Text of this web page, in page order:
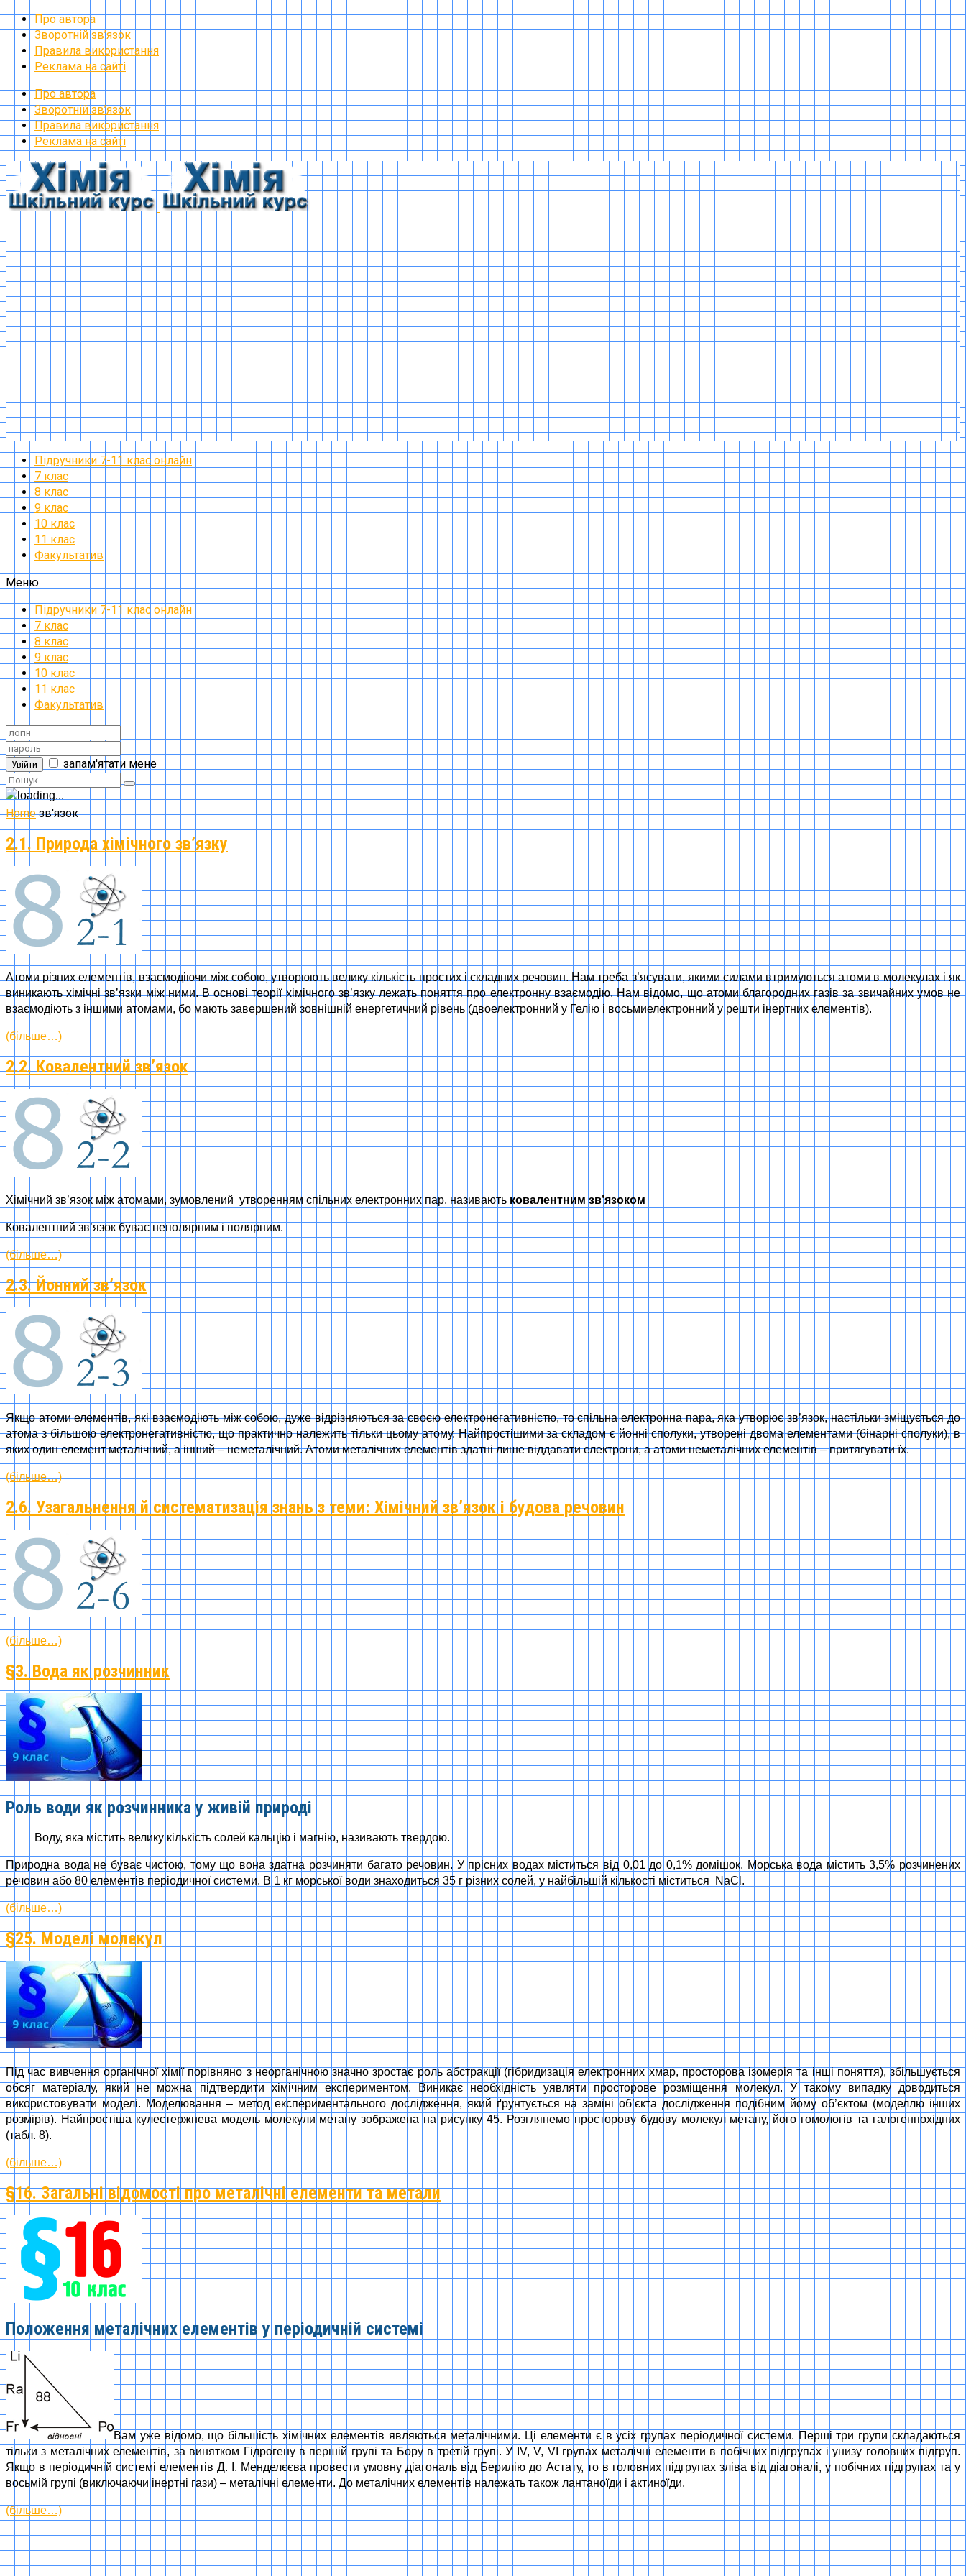
Про автора
Зворотній зв’язок
Правила використання
Реклама на сайті
Про автора
Зворотній зв’язок
Правила використання
Реклама на сайті
Підручники 7-11 клас онлайн
7 клас
8 клас
9 клас
10 клас
11 клас
Факультатив
Меню
Підручники 7-11 клас онлайн
7 клас
8 клас
9 клас
10 клас
11 клас
Факультатив
Увійти запам'ятати мене
Home зв'язок
2.1. Природа хімічного зв’язку
Атоми різних елементів, взаємодіючи між собою, утворюють велику кількість простих і складних речовин. Нам треба з’ясувати, якими силами втримуються атоми в молекулах і як
виникають хімічні зв’язки між ними. В основі теорії хімічного зв’язку лежать поняття про електронну взаємодію. Нам відомо, що атоми благородних газів за звичайних умов не
взаємодіють з іншими атомами, бо мають завершений зовнішній енергетичний рівень (двоелектронний у Гелію і восьмиелектронний у решти інертних елементів).
(більше…)
2.2. Ковалентний зв’язок
Хімічний зв’язок між атомами, зумовлений утворенням спільних електронних пар, називають ковалентним зв’язоком
Ковалентний зв’язок буває неполярним і полярним.
(більше…)
2.3. Йонний зв’язок
Якщо атоми елементів, які взаємодіють між собою, дуже відрізняються за своєю електронегативністю, то спільна електронна пара, яка утворює зв’язок, настільки зміщується до
атома з більшою електронегативністю, що практично належить тільки цьому атому. Найпростішими за складом є йонні сполуки, утворені двома елементами (бінарні сполуки), в
яких один елемент металічний, а інший – неметалічний. Атоми металічних елементів здатні лише віддавати електрони, а атоми неметалічних елементів – притягувати їх.
(більше…)
2.6. Узагальнення й систематизація знань з теми: Хімічний зв’язок і будова речовин
(більше…)
§3. Вода як розчинник
Роль води як розчинника у живій природі
Воду, яка містить велику кількість солей кальцію і магнію, називають твердою.
Природна вода не буває чистою, тому що вона здатна розчиняти багато речовин. У прісних водах міститься від 0,01 до 0,1% домішок. Морська вода містить 3,5% розчинених
речовин або 80 елементів періодичної системи. В 1 кг морської води знаходиться 35 г різних солей, у найбільшій кількості міститься NaCl.
(більше…)
§25. Моделі молекул
Під час вивчення органічної хімії порівняно з неорганічною значно зростає роль абстракції (гібридизація електронних хмар, просторова ізомерія та інші поняття), збільшується
обсяг матеріалу, який не можна підтвердити хімічним експериментом. Виникає необхідність уявляти просторове розміщення молекул. У такому випадку доводиться
використовувати моделі. Моделювання – метод експериментального дослідження, який ґрунтується на заміні об’єкта дослідження подібним йому об’єктом (моделлю інших
розмірів). Найпростіша кулестержнева модель молекули метану зображена на рисунку 45. Розглянемо просторову будову молекул метану, його гомологів та галогенпохідних
(табл. 8).
(більше…)
§16. Загальні відомості про металічні елементи та метали
Положення металічних елементів у періодичній системі
Вам уже відомо, що більшість хімічних елементів являються металічними. Ці елементи є в усіх групах періодичної системи. Перші три групи складаються
тільки з металічних елементів, за винятком Гідрогену в першій групі та Бору в третій групі. У IV, V, VI групах металічні елементи в побічних підгрупах і унизу головних підгруп.
Якщо в періодичній системі елементів Д. І. Менделєєва провести умовну діагональ від Берилію до Астату, то в головних підгрупах зліва від діагоналі, у побічних підгрупах та у
восьмій групі (виключаючи інертні гази) – металічні елементи. До металічних елементів належать також лантаноїди і актиноїди.
(більше…)